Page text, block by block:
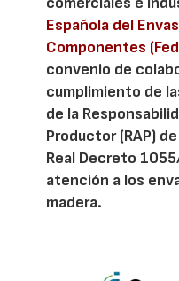
Española del
Componentes
convenio de
cumplimiento de
de la
Productor (RAP)
Real Decreto
atención a los
madera.